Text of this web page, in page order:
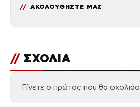
ΑΚΟΛΟΥΘΗΣΤΕ ΜΑΣ
// ΣΧΟΛΙΑ
Γίνετε ο πρώτος που θα